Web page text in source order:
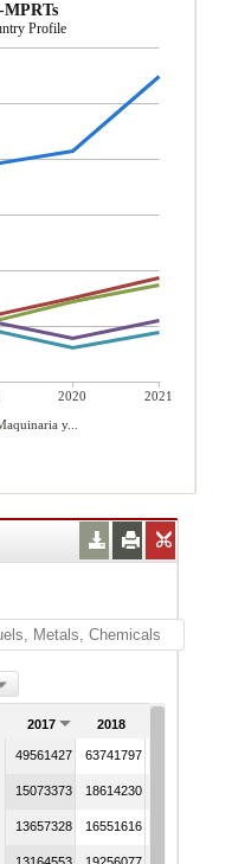
Profile
2020
2021
y...
2017 2018
49561427 63741797
15073373 18614230
13657328 16551616
13164553 19256077